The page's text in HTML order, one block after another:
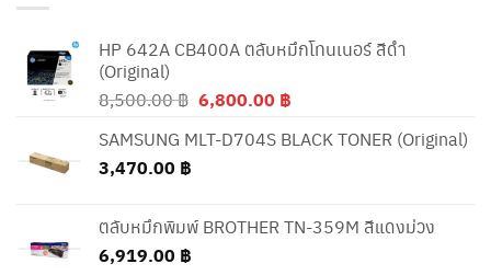
HP 642A CB400A ตลับหมึกโทนเนอร์ สีดำ
(Original)
8,500.00฿ Original
was:
6,800.00 ฿Current
is:
SAMSUNG MLT-D704S BLACK TONER (Original)
3,470.00 ฿
ตลับหมึกพิมพ์ BROTHER TN-359M สีแดงม่วง
6,919.00 ฿